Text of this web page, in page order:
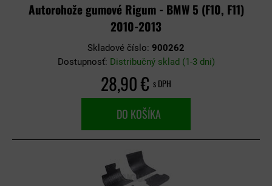
Autorohože gumové Rigum - BMW 5 (F10, F11)
2010-2013
Skladové číslo: 900262
Dostupnosť: Distribučný sklad (1-3 dni)
28,90 € s DPH
DO KOŠÍKA